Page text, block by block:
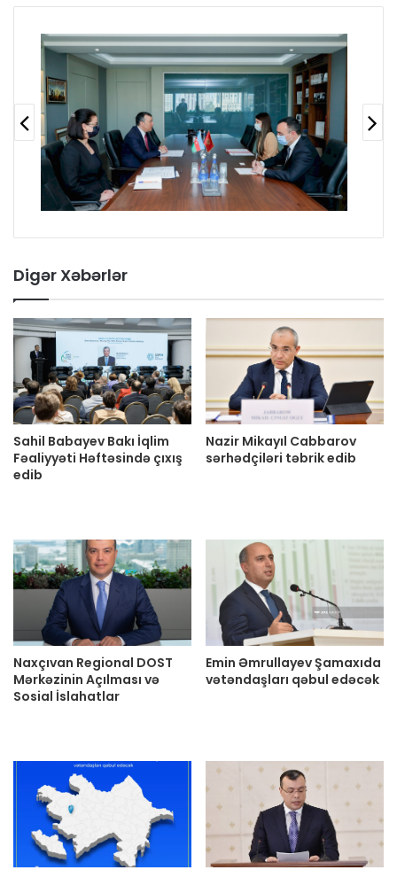
Digər Xəbərlər
Sahil Babayev Bakı İqlim
Fəaliyyəti Həftəsində çıxış
edib
Nazir Mikayıl Cabbarov
sərhədçiləri təbrik edib
Naxçıvan Regional DOST
Mərkəzinin Açılması və
Sosial İslahatlar
Emin Əmrullayev Şamaxıda
vətəndaşları qəbul edəcək